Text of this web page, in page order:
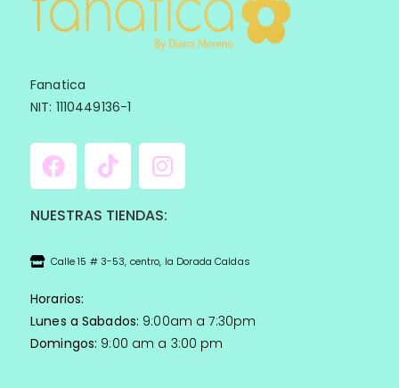
Fanatica
NIT: 1110449136-1
NUESTRAS TIENDAS:
Calle 15 # 3-53, centro, la Dorada Caldas
Horarios:
Lunes a Sabados: 9:00am a 7:30pm
Domingos: 9:00 am a 3:00 pm